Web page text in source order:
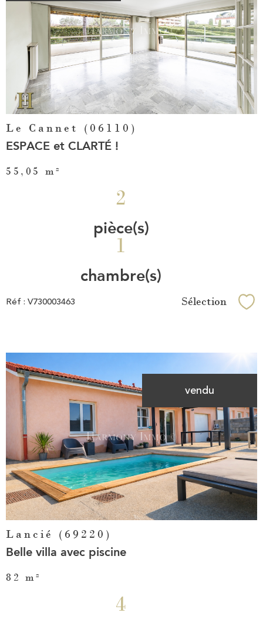
Voir le
bien
Le Cannet (06110)
ESPACE et CLARTÉ !
55,05 m²
2
pièce(s)
1
chambre(s)
Réf : V730003463 Sélection
vendu
Voir le
bien
Lancié (69220)
Belle villa avec piscine
82 m²
4